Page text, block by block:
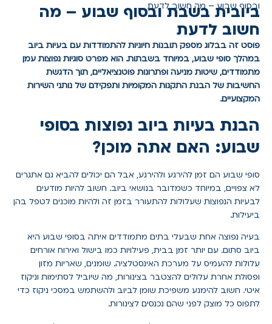
ובסוף שבוע – מה חשוב לדעת
ביובית בשבת ובסוף שבוע – מה
חשוב לדעת
פוסט זה בבלוג מספק תובנות חיוניות להתמודדות עם בעיות ביוב
במהלך סופי שבוע, במיוחד בשבתות. הוא מפרט סוגיות נפוצות עמן
מתמודדים, שיטות מניעה ופתרונות פוטנציאליים, תוך הדגשת
החשיבות של הבנת התקנות המקומיות ותפקידם של נותני השירות
המקצועיים.
הבנת בעיות ביוב נפוצות בסופי
שבוע: האם אתה מוכן?
סופי שבוע הם זמן להירגע ולהירגע, אבל הם יכולים להביא גם אתגרים
לא צפויים, במיוחד כשמדובר בנושאי ביוב. חשוב להיות מודעים
לבעיות הנפוצות שעלולות להתעורר בזמן זה ולהיות מוכנים לטפל בהן
ביעילות.
בעיה נפוצה אחת שבעלי בתים מתמודדים איתה בסופי שבוע היא
ביוב סתום. עם יותר זמן בבית, פעילויות כמו בישול ואירוח אורחים
עלולות להעמיס על מערכת האינסטלציה. שומנים, שאריות מזון
ופסולת אחרת עלולים להצטבר בצינורות, מה שיוביל לסתימות וניקוז
איטי. חשוב להימנע משפיכת שומן לביוב ולהשתמש במסכי ניקוז כדי
לתפוס כל מוצק לפני שהם נכנסים לצינורות.